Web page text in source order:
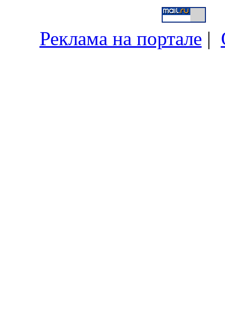
Реклама на портале |